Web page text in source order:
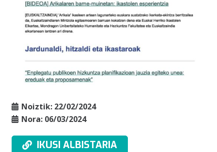
Noiztik: 22/02/2024
Nora: 06/03/2024
IKUSI ALBISTARIA